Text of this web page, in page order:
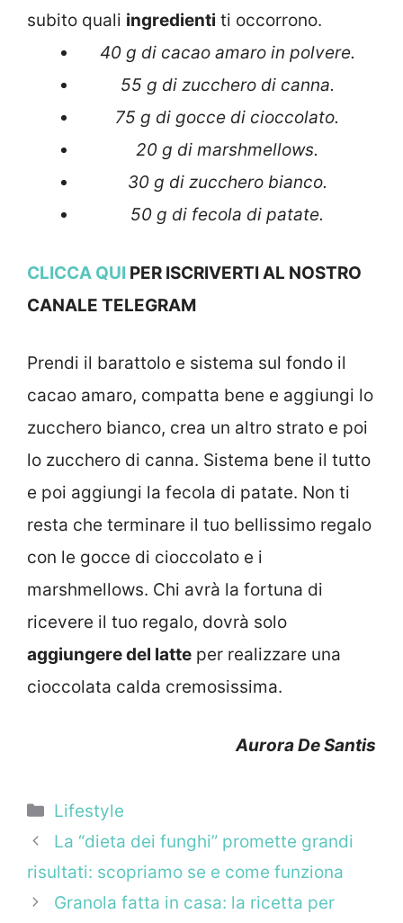
subito quali ingredienti ti occorrono.
40 g di cacao amaro in polvere.
55 g di zucchero di canna.
75 g di gocce di cioccolato.
20 g di marshmellows.
30 g di zucchero bianco.
50 g di fecola di patate.
CLICCA QUI PER ISCRIVERTI AL NOSTRO
CANALE TELEGRAM
Prendi il barattolo e sistema sul fondo il
cacao amaro, compatta bene e aggiungi lo
zucchero bianco, crea un altro strato e poi
lo zucchero di canna. Sistema bene il tutto
e poi aggiungi la fecola di patate. Non ti
resta che terminare il tuo bellissimo regalo
con le gocce di cioccolato e i
marshmellows. Chi avrà la fortuna di
ricevere il tuo regalo, dovrà solo
aggiungere del latte per realizzare una
cioccolata calda cremosissima.
Aurora De Santis
Categorie
Lifestyle
La “dieta dei funghi” promette grandi
risultati: scopriamo se e come funziona
Granola fatta in casa: la ricetta per